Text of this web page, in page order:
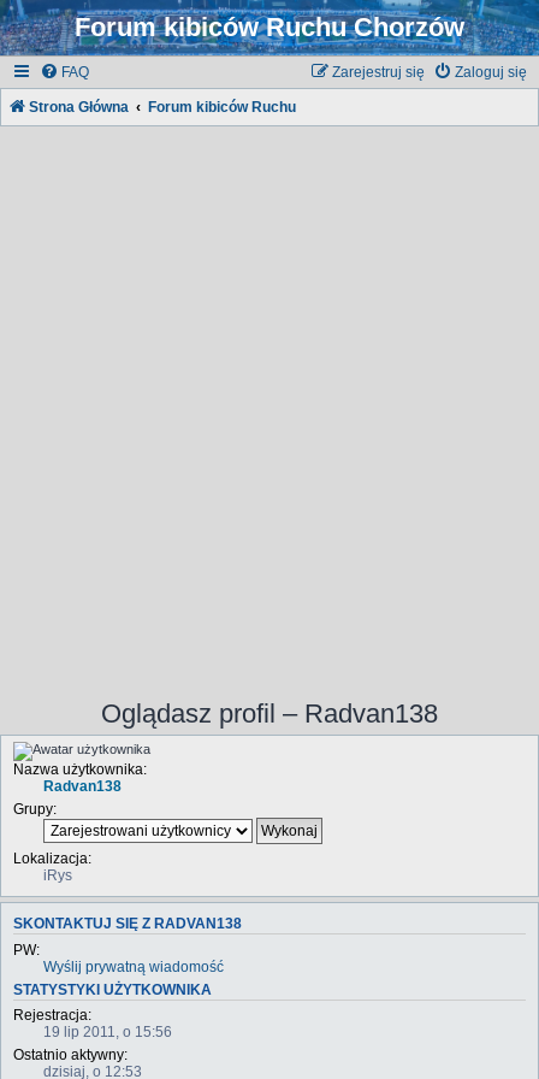
Forum kibiców Ruchu Chorzów
FAQ Zaloguj się
Zarejestruj się
Strona Główna Forum kibiców Ruchu
Oglądasz profil – Radvan138
Nazwa użytkownika:
Radvan138
Grupy:
Lokalizacja:
iRys
SKONTAKTUJ SIĘ Z RADVAN138
PW:
Wyślij prywatną wiadomość
STATYSTYKI UŻYTKOWNIKA
Rejestracja:
19 lip 2011, o 15:56
Ostatnio aktywny:
dzisiaj, o 12:53